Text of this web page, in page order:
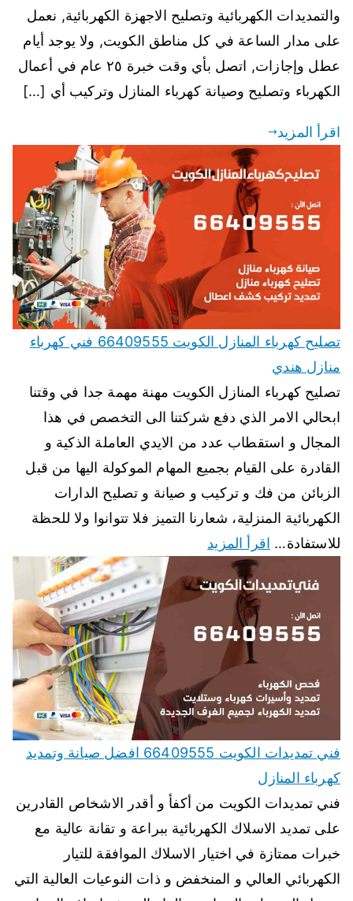
والتمديدات الكهربائية وتصليح الاجهزة الكهربائية, نعمل
على مدار الساعة في كل مناطق الكويت, ولا يوجد أيام
عطل وإجازات, اتصل بأي وقت خبرة ٢٥ عام في أعمال
الكهرباء وتصليح وصيانة كهرباء المنازل وتركيب أي […]
اقرأ المزيد
تصليح كهرباء المنازل الكويت 66409555 فني كهرباء
منازل هندي
تصليح كهرباء المنازل الكويت مهنة مهمة جدا في وقتنا
ابحالي الامر الذي دفع شركتنا الى التخصص في هذا
المجال و استقطاب عدد من الايدي العاملة الذكية و
القادرة على القيام بجميع المهام الموكولة اليها من قبل
الزبائن من فك و تركيب و صيانة و تصليح الدارات
الكهربائية المنزلية، شعارنا التميز فلا تتوانوا ولا للحظة
للاستفادة… اقرأ المزيد
فني تمديدات الكويت 66409555 افضل صيانة وتمديد
كهرباء المنازل
فني تمديدات الكويت من أكفأ و أقدر الاشخاص القادرين
على تمديد الاسلاك الكهربائية ببراعة و تقانة عالية مع
خبرات ممتازة في اختيار الاسلاك الموافقة للتيار
الكهربائي العالي و المنخفض و ذات النوعيات العالية التي